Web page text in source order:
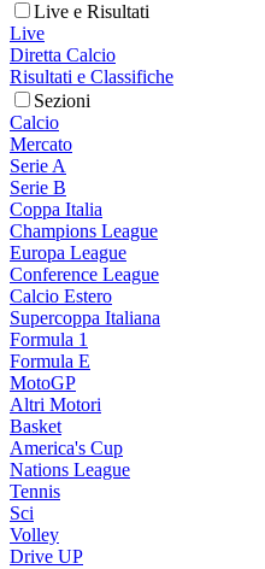
Live e Risultati
Live
Diretta Calcio
Risultati e Classifiche
Sezioni
Calcio
Mercato
Serie A
Serie B
Coppa Italia
Champions League
Europa League
Conference League
Calcio Estero
Supercoppa Italiana
Formula 1
Formula E
MotoGP
Altri Motori
Basket
America's Cup
Nations League
Tennis
Sci
Volley
Drive UP